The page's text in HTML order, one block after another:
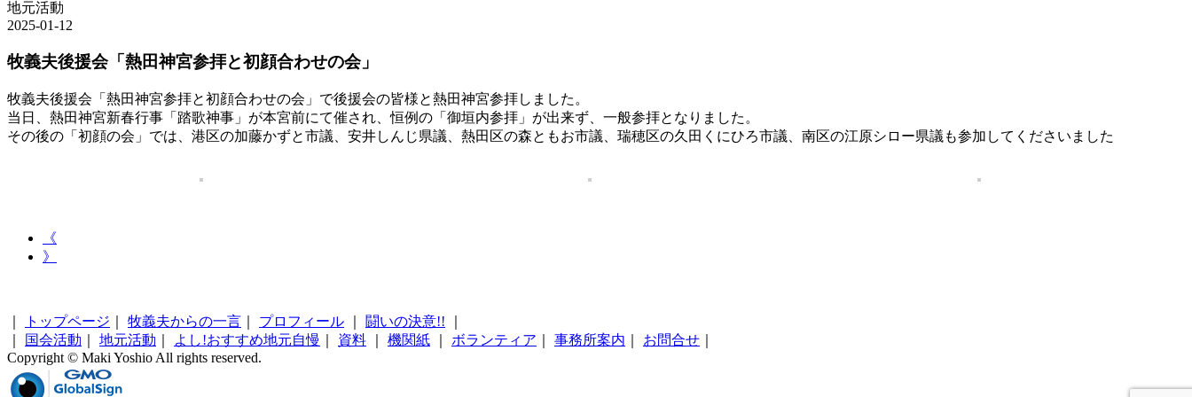
地元活動
2025-01-12
牧義夫後援会「熱田神宮参拝と初顔合わせの会」
牧義夫後援会「熱田神宮参拝と初顔合わせの会」で後援会の皆様と熱田神宮参拝しました。
当日、熱田神宮新春行事「踏歌神事」が本宮前にて催され、恒例の「御垣内参拝」が出来ず、一般参拝となりました。
その後の「初顔の会」では、港区の加藤かずと市議、安井しんじ県議、熱田区の森ともお市議、瑞穂区の久田くにひろ市議、南区の江原シロー県議も参加してくださいました
《
》
トップページ 牧義夫からの一言 プロフィール 闘いの決意!!
国会活動 地元活動 よし!おすすめ地元自慢 資料 機関紙 ボランティア 事務所案内 お問合せ
Copyright © Maki Yoshio All rights reserved.